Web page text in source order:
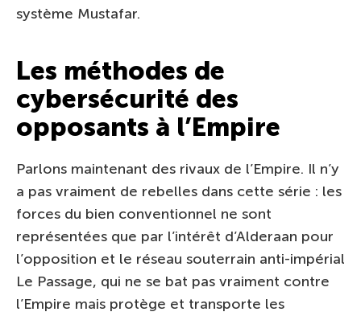
système Mustafar.
Les méthodes de
cybersécurité des
opposants à l’Empire
Parlons maintenant des rivaux de l’Empire. Il n’y
a pas vraiment de rebelles dans cette série : les
forces du bien conventionnel ne sont
représentées que par l’intérêt d’Alderaan pour
l’opposition et le réseau souterrain anti-impérial
Le Passage, qui ne se bat pas vraiment contre
l’Empire mais protège et transporte les